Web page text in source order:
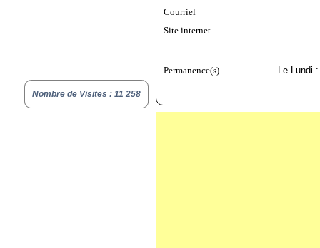
Nombre de Visites : 11 258
Courriel
Site internet
Permanence(s) Le Lundi